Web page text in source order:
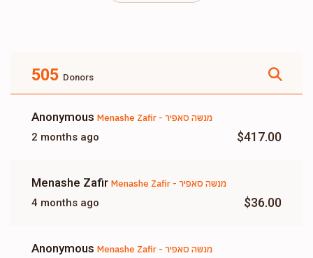
Avrum Yakov Zafir - אברהם יעקב סאפיר
$29,122
Donated
$26,000
Donors
Chanech Sholem Lewin - חנוך שלום לעווין
505 Donors
Anonymous Menashe Zafir - מנשה סאפיר
2 months ago $417.00
Menashe Zafir Menashe Zafir - מנשה סאפיר
4 months ago $36.00
Anonymous Menashe Zafir - מנשה סאפיר